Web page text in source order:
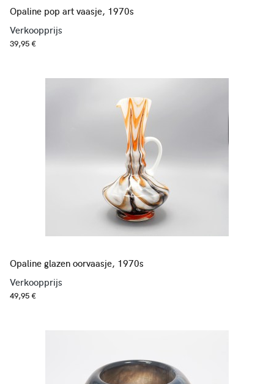
Opaline pop art vaasje, 1970s
Verkoopprijs
39,95 €
Opaline glazen oorvaasje, 1970s
Verkoopprijs
49,95 €